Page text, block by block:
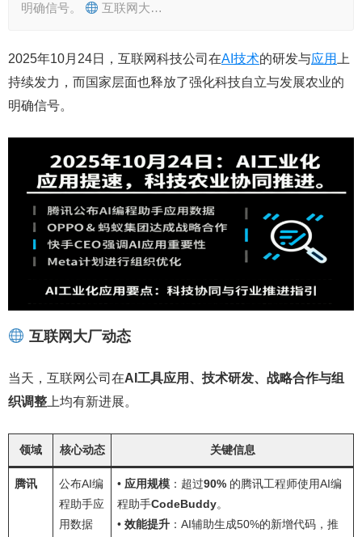
明确信号。
互联网大…
2025年10月24日，互联网科技公司在AI技术的研发与应用
上
持续发力，而国家层面也释放了强化科技自立与发展农业的
明确信号。
互联网大厂动态
当天，互联网公司在AI工具应用、技术研发、战略合作与组
织调整 上均有新进展。
领域 核心动态 关键信息
腾讯
公布AI编
程助手应
用数据
• 应用规模 ：超过90% 的腾讯工程师使用AI编
程助手CodeBuddy。
• 效能提升 ：AI辅助生成50%的新增代码，推